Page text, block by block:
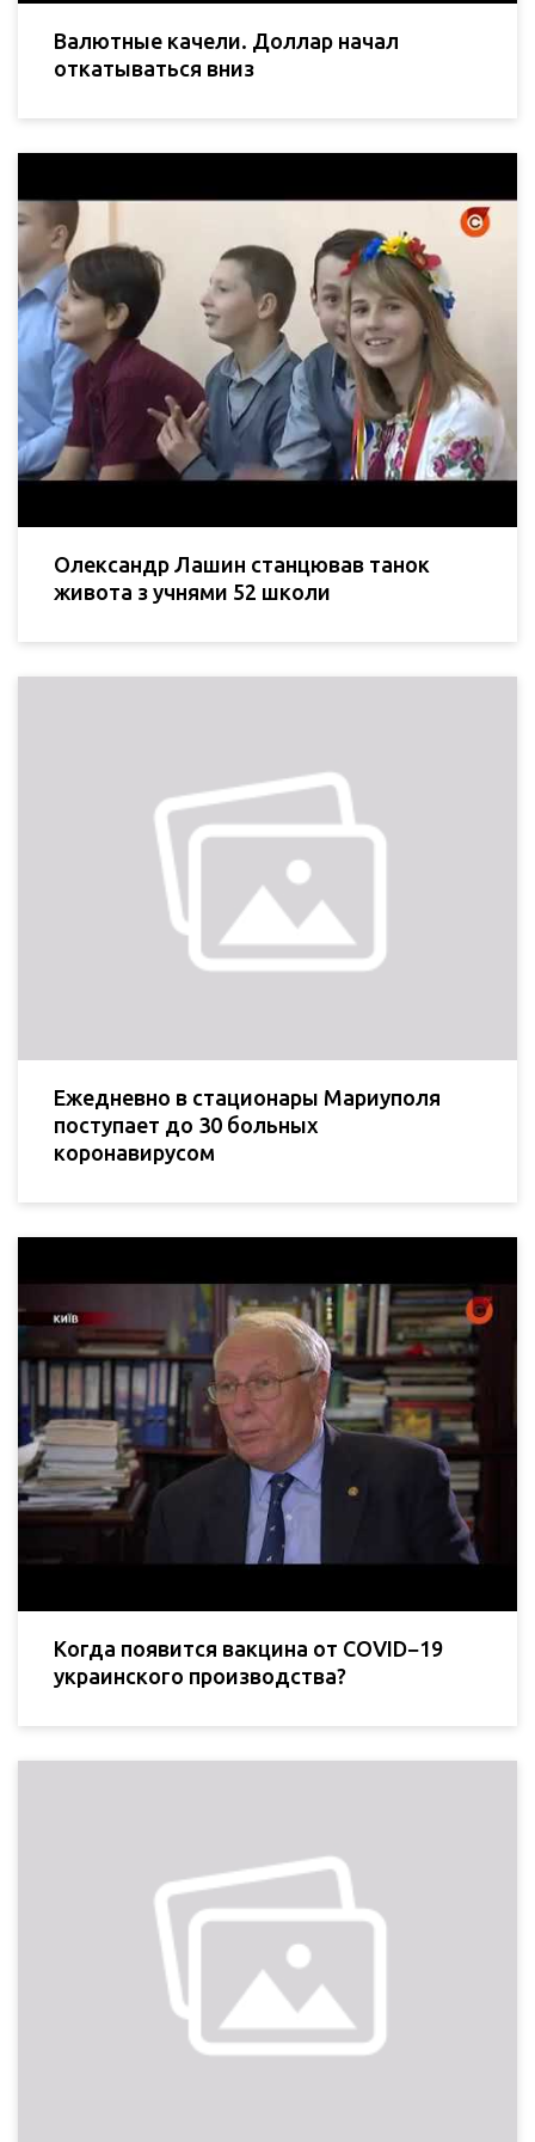
Валютные качели. Доллар начал
откатываться вниз
Олександр Лашин станцював танок
живота з учнями 52 школи
Ежедневно в стационары Мариуполя
поступает до 30 больных
коронавирусом
Когда появится вакцина от COVID−19
украинского производства?